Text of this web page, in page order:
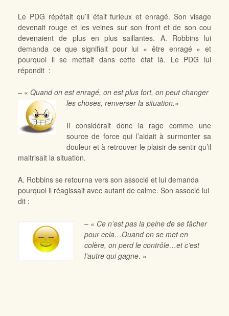
Le PDG répétait qu’il était furieux et enragé. Son visage
devenait rouge et les veines sur son front et de son cou
devenaient de plus en plus saillantes. A. Robbins lui
demanda ce que signifiait pour lui « être enragé » et
pourquoi il se mettait dans cette état là. Le PDG lui
répondit :
– « Quand on est enragé, on est plus fort, on peut changer
les choses, renverser la situation.«
Il considérait donc la rage comme une
source de force qui l’aidait à surmonter sa
douleur et à retrouver le plaisir de sentir qu’il
maitrisait la situation.
A. Robbins se retourna vers son associé et lui demanda
pourquoi il réagissait avec autant de calme. Son associé lui
dit :
– « Ce n’est pas la peine de se fâcher
pour cela…Quand on se met en
colère, on perd le contrôle…et c’est
l’autre qui gagne. »